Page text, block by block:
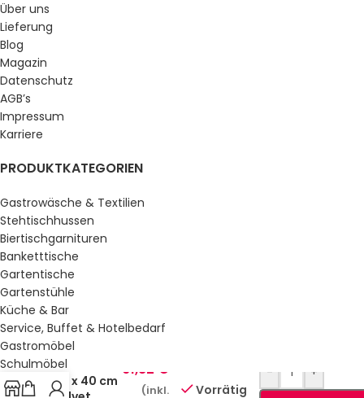
Über uns
Lieferung
Blog
Magazin
Datenschutz
AGB’s
Impressum
Karriere
PRODUKTKATEGORIEN
Gastrowäsche & Textilien
Stehtischhussen
Biertischgarnituren
Banketttische
Gartentische
Gartenstühle
Küche & Bar
Service, Buffet & Hotelbedarf
Gastromöbel
Schulmöbel
Sale %
DecoSoft
Uni
Servietten
40 x 40 cm
61,82 €
(inkl. Vorrätig
- +